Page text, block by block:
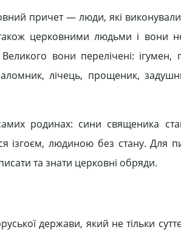
причет — люди, які
церковними людьми і вони
вони перелічені: ігумен,
лічець, прощеник,
родинах: сини священика
ізгоєм, людиною без стану. Для
та знати церковні обряди.
держави, який не тільки